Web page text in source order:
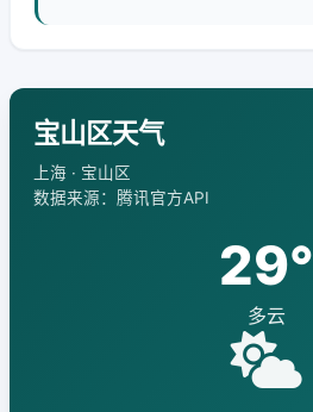
宝山区天气
上海 · 宝山区
数据来源：腾讯官方API
29°
多云